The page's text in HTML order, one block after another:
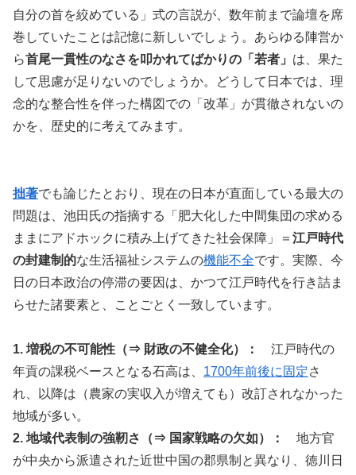
自分の首を絞めている」式の言説が、数年前まで論壇を席
巻していたことは記憶に新しいでしょう。あらゆる陣営か
ら首尾一貫性のなさを叩かれてばかりの「若者」 は、果た
して思慮が足りないのでしょうか。どうして日本では、理
念的な整合性を伴った構図での「改革」が貫徹されないの
かを、歴史的に考えてみます。
拙著でも論じたとおり、現在の日本が直面している最大の
問題は、池田氏の指摘する「肥大化した中間集団の求める
ままにアドホックに積み上げてきた社会保障」＝ 江戸時代
の封建制的な生活福祉システムの機能不全です。実際、今
日の日本政治の停滞の要因は、かつて江戸時代を行き詰ま
らせた諸要素と、ことごとく一致しています。
1. 増税の不可能性（⇒ 財政の不健全化）：
江戸時代の
年貢の課税ベースとなる石高は、 1700年前後に固定さ
れ、以降は（農家の実収入が増えても）改訂されなかった
地域が多い。
2. 地域代表制の強靭さ（⇒ 国家戦略の欠如）：
地方官
が中央から派遣された近世中国の郡県制と異なり、徳川日